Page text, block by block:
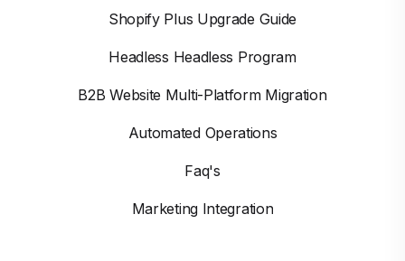
Shopify Plus Upgrade Guide
Headless Headless Program
B2B Website Multi-Platform Migration
Automated Operations
Faq's
Marketing Integration